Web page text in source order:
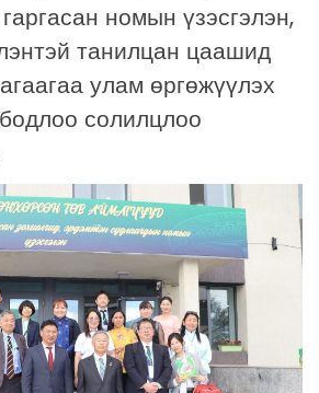
номын үзэсгэлэн,
танилцан цаашид
улам өргөжүүлэх
солилцлоо